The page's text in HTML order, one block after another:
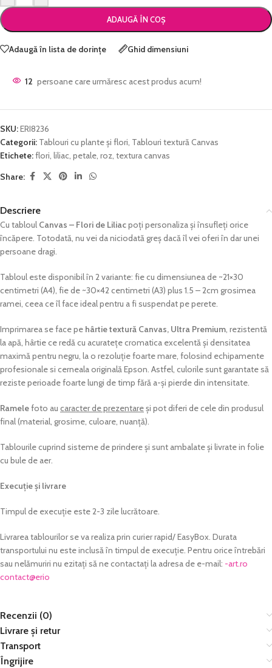
ADAUGĂ ÎN COȘ
Adaugă în lista de dorințe Ghid dimensiuni
12 persoane care urmăresc acest produs acum!
SKU:ERI8236
Categorii: Tablouri cu plante și flori, Tablouri textură Canvas
Etichete:flori, liliac, petale, roz, textura canvas
Share:
Descriere
Cu tabloul Canvas – Flori de Liliacpoți personaliza și însufleți orice
încăpere. Totodată, nu vei da niciodată greș dacă îl vei oferi în dar unei
persoane dragi.
Tabloul este disponibil în 2 variante: fie cu dimensiunea de ~21×30
centimetri (A4), fie de ~30×42 centimetri (A3) plus 1.5 – 2cm grosimea
ramei, ceea ce îl face ideal pentru a fi suspendat pe perete.
Imprimarea se face pe hârtie textură Canvas, Ultra Premium, rezistentă
la apă, hârtie ce redă cu acuratețe cromatica excelentă și densitatea
maximă pentru negru, la o rezoluție foarte mare, folosind echipamente
profesionale si cerneala originală Epson. Astfel, culorile sunt garantate să
reziste perioade foarte lungi de timp fără a-și pierde din intensitate.
Ramelefoto au caracter de prezentareși pot diferi de cele din produsul
final (material, grosime, culoare, nuanță).
Tablourile cuprind sisteme de prindere și sunt ambalate și livrate in folie
cu bule de aer.
Execuție și livrare
Timpul de execuție este 2-3 zile lucrătoare.
Livrarea tablourilor se va realiza prin curier rapid/ EasyBox. Durata
transportului nu este inclusă în timpul de execuție. Pentru orice întrebări
sau nelămuriri nu ezitați să ne contactați la adresa de e-mail: or.tra-
oire
@tcatnoc
Recenzii (0)
Livrare și retur
Transport
Îngrijire